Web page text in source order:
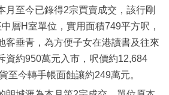
月至今已錄得2宗買賣成交，該行剛
層H室單位，實用面積749平方呎，
客垂青，為方便子女在港讀書及往來
資約950萬元入市，呎價約12,684
至今轉手帳面蝕讓約249萬元。